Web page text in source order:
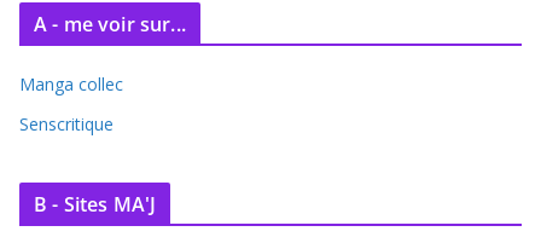
A - me voir sur...
Manga collec
Senscritique
B - Sites MA'J